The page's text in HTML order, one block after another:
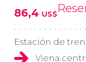
86,4 US$
Estación de
Viena